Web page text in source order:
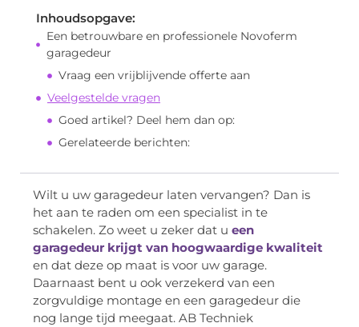
Inhoudsopgave:
Een betrouwbare en professionele Novoferm
garagedeur
Vraag een vrijblijvende offerte aan
Veelgestelde vragen
Goed artikel? Deel hem dan op:
Gerelateerde berichten:
Wilt u uw garagedeur laten vervangen? Dan is
het aan te raden om een specialist in te
schakelen. Zo weet u zeker dat u een
garagedeur krijgt van hoogwaardige kwaliteit
en dat deze op maat is voor uw garage.
Daarnaast bent u ook verzekerd van een
zorgvuldige montage en een garagedeur die
nog lange tijd meegaat. AB Techniek